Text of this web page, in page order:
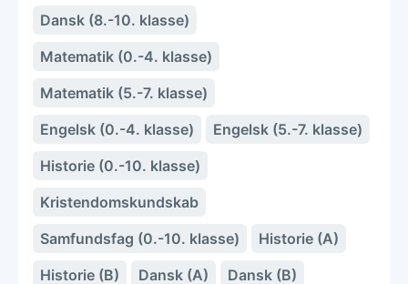
Dansk (8.-10. klasse)
Matematik (0.-4. klasse)
Matematik (5.-7. klasse)
Engelsk (0.-4. klasse)
Engelsk (5.-7. klasse)
Historie (0.-10. klasse)
Kristendomskundskab
Samfundsfag (0.-10. klasse)
Historie (A)
Historie (B)
Dansk (A) Dansk (B)